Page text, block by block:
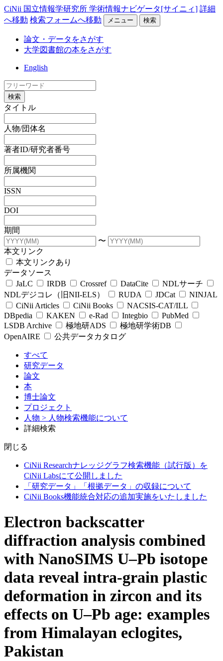
CiNii 国立情報学研究所 学術情報ナビゲータ[サイニィ] 詳細
へ移動 検索フォームへ移動 メニュー 検索
論文・データをさがす
大学図書館の本をさがす
English
検索
タイトル
人物/団体名
著者ID/研究者番号
所属機関
ISSN
DOI
期間
〜
本文リンク
本文リンクあり
データソース
JaLC
IRDB Crossref DataCite
NDLサーチ
NDLデジコレ（旧NII-ELS）
RUDA JDCat
NINJAL
CiNii Articles
CiNii Books
NACSIS-CAT/ILL
DBpedia
KAKEN e-Rad Integbio
PubMed
LSDB Archive
極地研ADS
極地研学術DB
OpenAIRE
公共データカタログ
すべて
研究データ
論文
本
博士論文
プロジェクト
人物 > 人物検索機能について
詳細検索
閉じる
CiNii Researchナレッジグラフ検索機能（試行版）を
CiNii Labsにて公開しました
「研究データ」「根拠データ」の収録について
CiNii Books機能統合対応の追加実施をいたしました
Electron backscatter
diffraction analysis combined
with NanoSIMS U–Pb isotope
data reveal intra-grain plastic
deformation in zircon and its
effects on U–Pb age: examples
from Himalayan eclogites,
Pakistan